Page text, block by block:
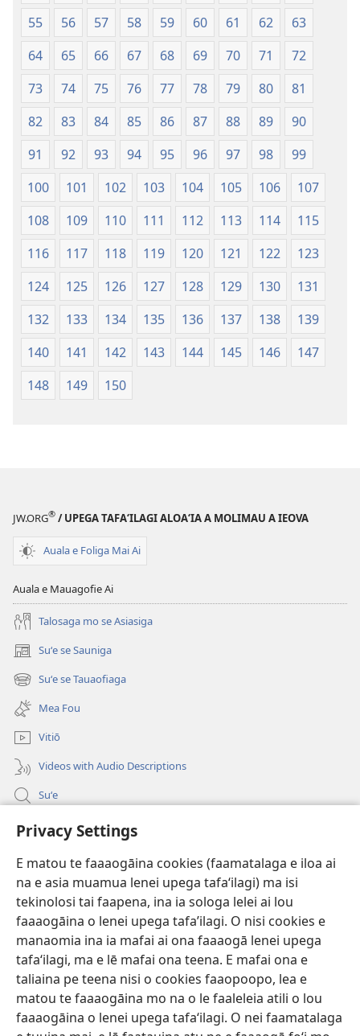
Privacy Settings
E matou te faaaogāina cookies (faamatalaga e iloa ai
na e asia muamua lenei upega tafaʻilagi) ma isi
tekinolosi tai faapena, ina ia sologa lelei ai lou
faaaogāina o lenei upega tafa’ilagi. O nisi cookies e
manaomia ina ia mafai ai ona faaaogā lenei upega
tafaʻilagi, ma e lē mafai ona teena. E mafai ona e
taliaina pe teena nisi o cookies faaopoopo, lea e
matou te faaaogāina mo na o le faaleleia atili o lou
faaaogāina o lenei upega tafaʻilagi. O nei faamatalaga
2013)
2013)
55
56 57 58 59 60 61 62
63
64
65 66 67 68 69 70 71
72
73
74 75 76 77 78 79 80
81
82
83 84 85 86 87 88 89
90
91
92 93 94 95 96 97 98
99
100
101 102 103 104 105 106
107
108
109 110 111 112 113 114
115
116
117 118 119 120 121 122
123
124
125 126 127 128 129 130
131
132
133 134 135 136 137 138
139
140
141 142 143 144 145 146
147
148
149 150
JW.ORG® / UPEGA TAFA‘ILAGI ALOA‘IA A MOLIMAU A IEOVA
Auala e Foliga Mai Ai
Auala e Mauagofie Ai
Talosaga mo se Asiasiga
Suʻe se Sauniga
(tatala
se
isi
polokalame)
Suʻe se Tauaofiaga
(tatala
se
isi
polokalame)
Mea Fou
Vitiō
Videos with Audio Descriptions
Suʻe
Faamatalaga mo Ofisa o le Malo
(tatala
se
isi
polokalame)
Lomiga Faale-Tusi Paia I LE INITANETI™
(tatala
se
isi
polokalame)
JW Hub
(tatala
se
isi
polokalame)
App o le JW Library